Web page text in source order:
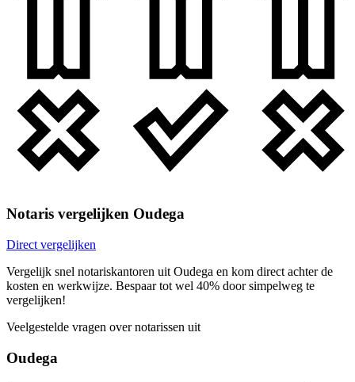
Notaris vergelijken Oudega
Direct vergelijken
Vergelijk snel notariskantoren uit Oudega en kom direct achter de
kosten en werkwijze. Bespaar tot wel 40% door simpelweg te
vergelijken!
Veelgestelde vragen over notarissen uit
Oudega